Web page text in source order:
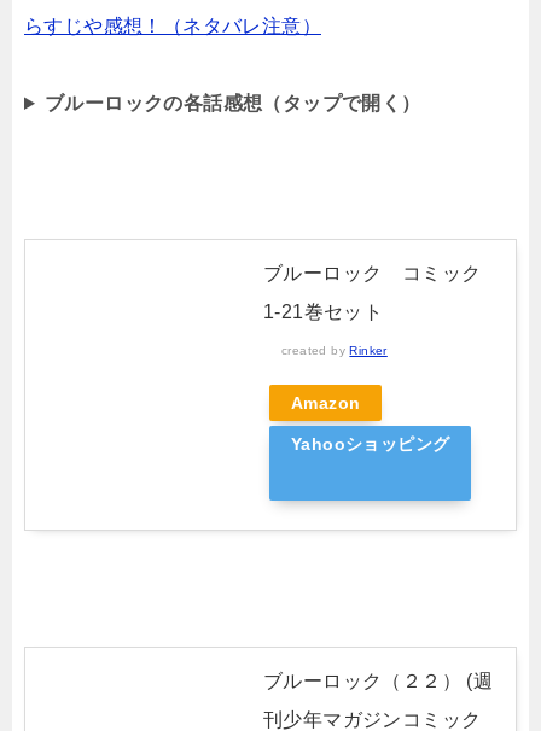
らすじや感想！（ネタバレ注意）
ブルーロックの各話感想（タップで開く）
ブルーロック コミック
1-21巻セット
created byRinker
Amazon
Yahooショッピング
ブルーロック（２２） (週
刊少年マガジンコミック